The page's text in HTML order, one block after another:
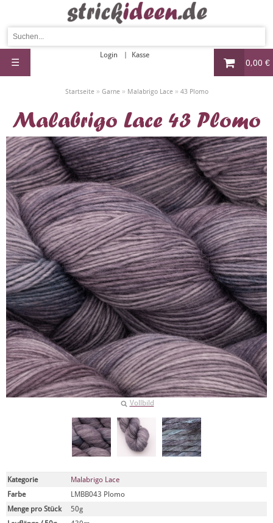
0,00 €
Login Kasse
☰
Startseite» Garne» Malabrigo Lace» 43 Plomo
Malabrigo Lace 43 Plomo
Vollbild
Kategorie
Malabrigo Lace
Farbe
LMBB043 Plomo
Menge pro Stück
50g